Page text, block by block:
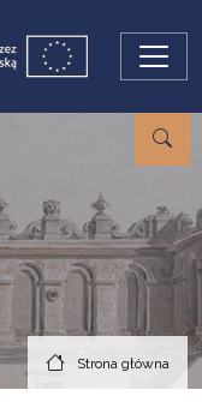
Strona główna